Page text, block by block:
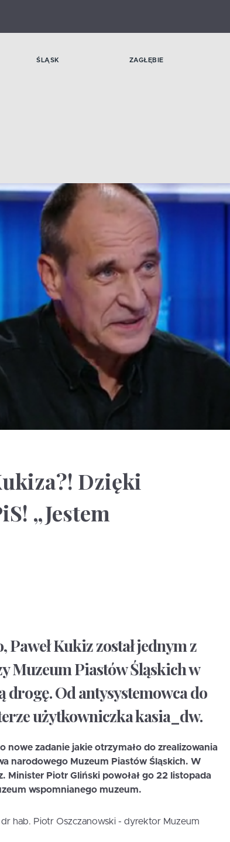
ŚLĄSK ZAGŁĘBIE
Dzięki
„Jestem
Kukiz został jednym z
Muzeum Piastów Śląskich w
drogę. Od antysystemowca do
użytkowniczka kasia_dw.
zadanie jakie otrzymało do zrealizowania
narodowego Muzeum Piastów Śląskich. W
Minister Piotr Gliński powołał go 22 listopada
wspomnianego muzeum.
hab. Piotr Oszczanowski - dyrektor Muzeum